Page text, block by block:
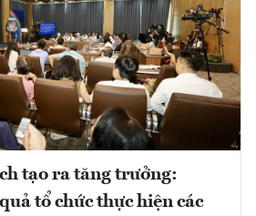
tạo ra tăng trưởng:
tổ chức thực hiện các